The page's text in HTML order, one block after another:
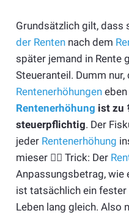
Grundsätzlich gilt, dass
der Rentennach dem
später jemand in Rente
Steueranteil. Dumm
Rentenerhöhungeneben
Rentenerhöhung ist zu
steuerpflichtig. Der
jeder Rentenerhöhung
mieser 🦸‍♂️ Trick: Der
Anpassungsbetrag, wie
ist tatsächlich ein
Leben lang gleich. Also